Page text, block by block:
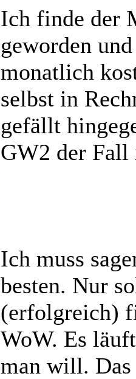
Ich finde der
geworden
monatlich
selbst in
gefällt
GW2 der Fall
Ich muss
besten. Nur
(erfolgreich)
WoW. Es
man will. Das